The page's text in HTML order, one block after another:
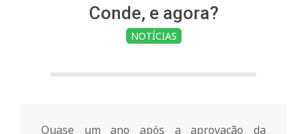
Conde, e agora?
NOTÍCIAS
Quase um ano após a aprovação da